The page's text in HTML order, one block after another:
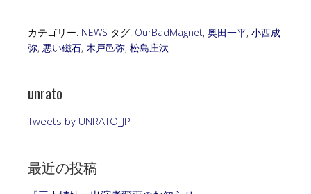
カテゴリー: NEWS タグ: OurBadMagnet, 奥田一平, 小西成
弥, 悪い磁石, 木戸邑弥, 松島庄汰
unrato
Tweets by UNRATO_JP
最近の投稿